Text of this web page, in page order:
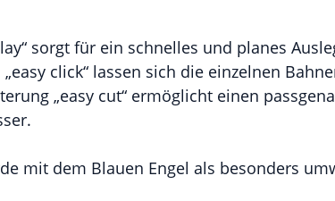
sorgt für ein schnelles und planes
click“ lassen sich die einzelnen
„easy cut“ ermöglicht einen
mit dem Blauen Engel als besonders